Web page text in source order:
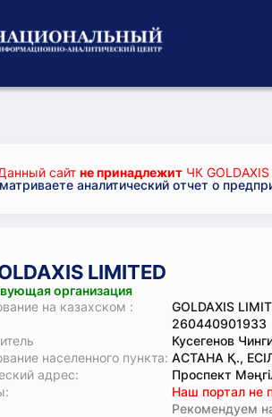
сайт не принадлежит ЧК
аналитический отчет о
LIMITED
организация
на казахском :
GOLDAXIS
260440901933
Кусегенов
населенного пункта: АСТАНА Қ.,
адрес:
Проспект
Наш портал не
Рекомендуем